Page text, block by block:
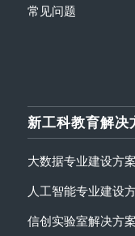
常见问题
新工科教育解决
大数据专业建设方案
人工智能专业建设
信创实验室解决方案